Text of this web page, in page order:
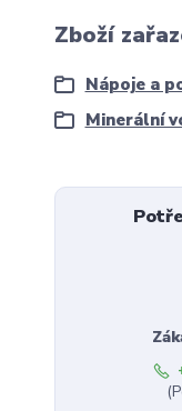
Zboží
Nápoje a
Minerální